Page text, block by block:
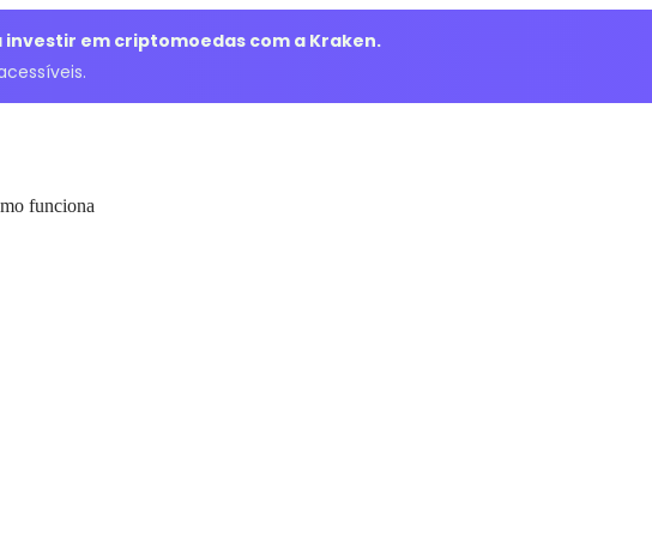
em criptomoedas com a Kraken.
funciona